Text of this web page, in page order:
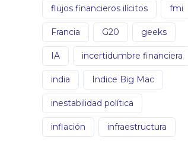
flujos financieros ilícitos fmi
Francia G20 geeks
IA incertidumbre financiera
india Indice Big Mac
inestabilidad política
inflación infraestructura